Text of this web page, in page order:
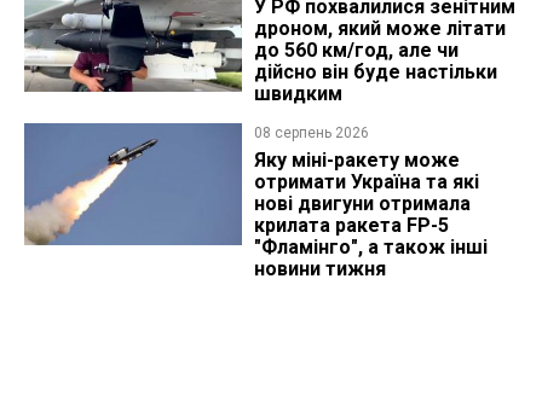
У РФ похвалилися зенітним
дроном, який може літати
до 560 км/год, але чи
дійсно він буде настільки
швидким
08 серпень 2026
Яку міні-ракету може
отримати Україна та які
нові двигуни отримала
крилата ракета FP-5
"Фламінго", а також інші
новини тижня